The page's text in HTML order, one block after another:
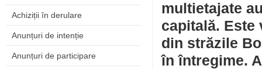
Achiziții în derulare
Anunțuri de intenție
Anunțuri de participare
multietajate
capitală. Este
din străzile
în întregime.